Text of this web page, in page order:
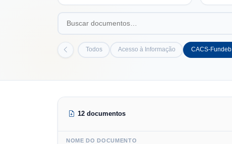
Todos Acesso à Informação CACS-Fundeb
12 documentos
NOME DO DOCUMENTO